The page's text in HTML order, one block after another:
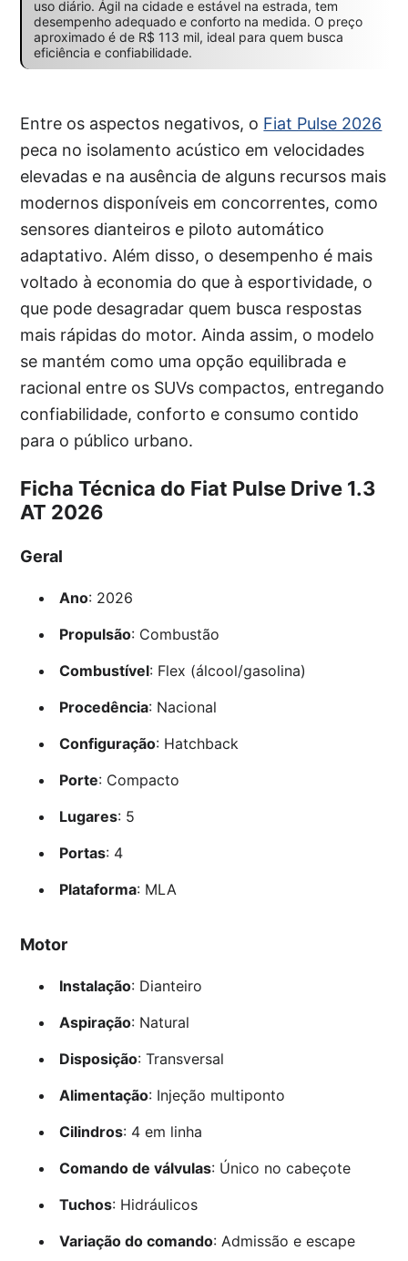
uso diário. Ágil na cidade e estável na estrada, tem
desempenho adequado e conforto na medida. O preço
aproximado é de R$ 113 mil, ideal para quem busca
eficiência e confiabilidade.
Entre os aspectos negativos, o Fiat Pulse 2026
peca no isolamento acústico em velocidades
elevadas e na ausência de alguns recursos mais
modernos disponíveis em concorrentes, como
sensores dianteiros e piloto automático
adaptativo. Além disso, o desempenho é mais
voltado à economia do que à esportividade, o
que pode desagradar quem busca respostas
mais rápidas do motor. Ainda assim, o modelo
se mantém como uma opção equilibrada e
racional entre os SUVs compactos, entregando
confiabilidade, conforto e consumo contido
para o público urbano.
Ficha Técnica do Fiat Pulse Drive 1.3
AT 2026
Geral
Ano: 2026
Propulsão: Combustão
Combustível: Flex (álcool/gasolina)
Procedência: Nacional
Configuração: Hatchback
Porte: Compacto
Lugares: 5
Portas: 4
Plataforma: MLA
Motor
Instalação: Dianteiro
Aspiração: Natural
Disposição: Transversal
Alimentação: Injeção multiponto
Cilindros: 4 em linha
Comando de válvulas: Único no cabeçote
Tuchos: Hidráulicos
Variação do comando: Admissão e escape